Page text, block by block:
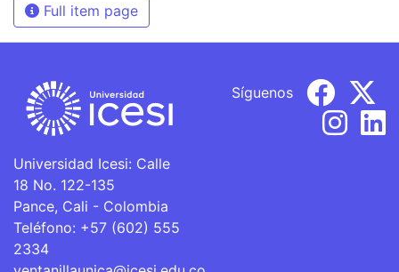
Full item page
Universidad Icesi: Calle
18 No. 122-135
Pance, Cali - Colombia
Teléfono: +57 (602) 555
2334
Síguenos